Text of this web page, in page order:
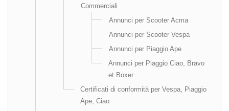
Commerciali
Annunci per Scooter Acma
Annunci per Scooter Vespa
Annunci per Piaggio Ape
Annunci per Piaggio Ciao, Bravo
et Boxer
Certificati di conformità per Vespa, Piaggio
Ape, Ciao